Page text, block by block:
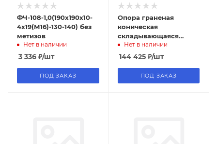
ФЧ-108-1,0(190х190х10-
4х19(М16)-130-140) без
метизов
Нет в наличии
3 336 ₽/шт
ПОД ЗАКАЗ
Опора граненая
коническая
складывающаяся
ОГКС-16 г.ц.
Нет в наличии
144 425₽/шт
ПОД ЗАКАЗ